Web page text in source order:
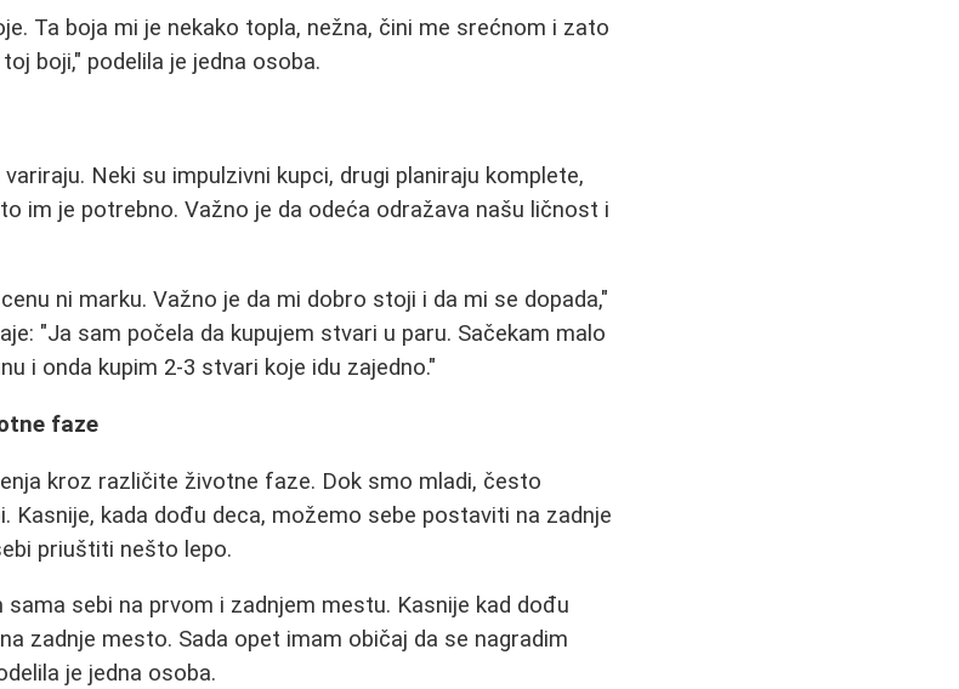
Ta boja mi je nekako topla, nežna, čini me srećnom i zato
boji," podelila je jedna osoba.
Neki su impulzivni kupci, drugi planiraju komplete,
im je potrebno. Važno je da odeća odražava našu ličnost i
ni marku. Važno je da mi dobro stoji i da mi se dopada,"
"Ja sam počela da kupujem stvari u paru. Sačekam malo
i onda kupim 2-3 stvari koje idu zajedno."
faze
kroz različite životne faze. Dok smo mladi, često
Kasnije, kada dođu deca, možemo sebe postaviti na zadnje
priuštiti nešto lepo.
sebi na prvom i zadnjem mestu. Kasnije kad dođu
zadnje mesto. Sada opet imam običaj da se nagradim
je jedna osoba.